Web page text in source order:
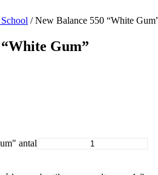
/ New Balance 550 “White
Gum”
antal